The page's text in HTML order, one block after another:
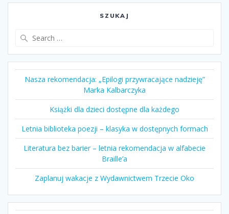
SZUKAJ
Nasza rekomendacja: „Epilogi przywracające nadzieję”
Marka Kalbarczyka
Książki dla dzieci dostępne dla każdego
Letnia biblioteka poezji – klasyka w dostępnych formach
Literatura bez barier – letnia rekomendacja w alfabecie
Braille’a
Zaplanuj wakacje z Wydawnictwem Trzecie Oko